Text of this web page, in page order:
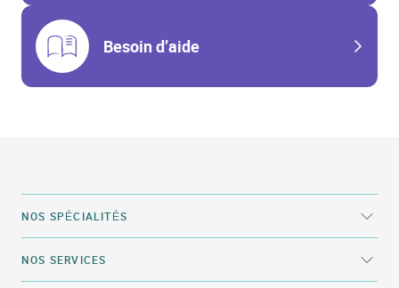
Besoin d’aide
NOS SPÉCIALITÉS
NOS SERVICES